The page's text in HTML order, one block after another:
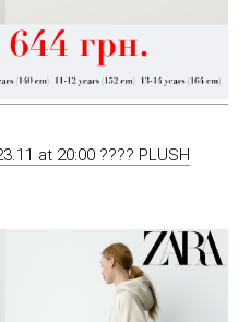
at 20:00 ???? PLUSH